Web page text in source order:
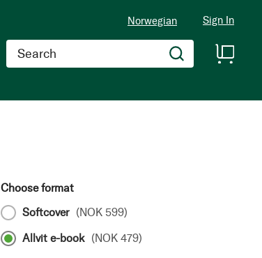
Norwegian Sign In
Search
Choose format
Softcover (NOK 599)
Allvit e-book (NOK 479)